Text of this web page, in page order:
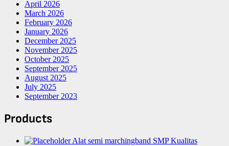
April 2026
March 2026
February 2026
January 2026
December 2025
November 2025
October 2025
September 2025
August 2025
July 2025
September 2023
Products
Alat semi marchingband SMP Kualitas